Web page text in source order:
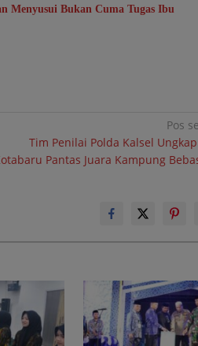
Menyusui Bukan Cuma Tugas Ibu
Pos
Tim Penilai Polda Kalsel
Pantas Juara Kampung